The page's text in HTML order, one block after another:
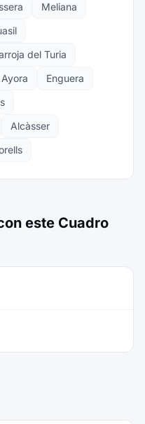
Meliana
del Turia
Ayora
Enguera
Alcàsser
este Cuadro